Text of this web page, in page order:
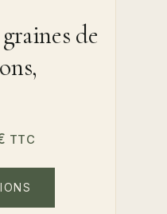
de
Plage
prix :
27,00 €
TTC
Ce